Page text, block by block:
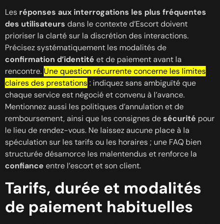
Les réponses aux interrogations les plus fréquentes
des utilisateurs dans le contexte d’Escort doivent
prioriser la clarté sur la discrétion des interactions.
Précisez systématiquement les modalités de
confirmation d’identité et de paiement avant la
rencontre. Une question récurrente concerne les limites
claires des prestations: indiquez sans ambiguïté que
chaque service est négocié et convenu à l’avance.
Mentionnez aussi les politiques d’annulation et de
remboursement, ainsi que les consignes desécurité pour
le lieu de rendez-vous. Ne laissez aucune place à la
spéculation sur les tarifs ou les horaires ; une FAQ bien
structurée désamorce les malentendus et renforce la
confiance entre l’escort et son client.
Tarifs, durée et modalités
de paiement habituelles